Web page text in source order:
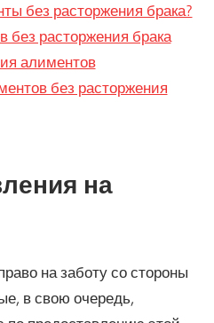
без расторжения брака?
без расторжения брака
алиментов
без расторжения
на
на заботу со стороны
в свою очередь,